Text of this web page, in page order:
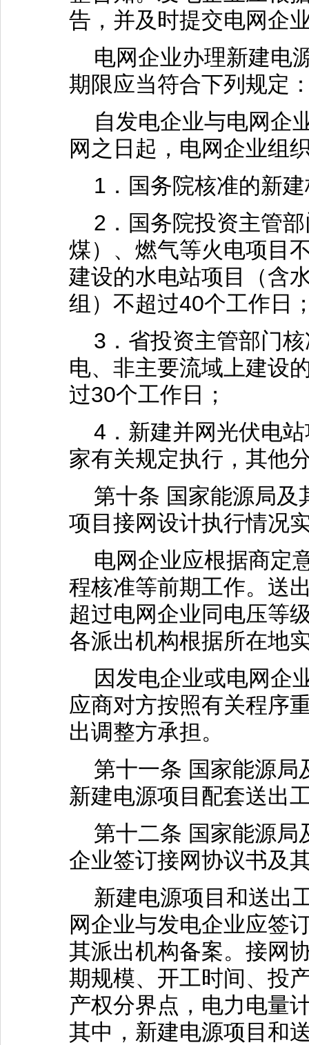
告，并及时提交电网企
电网企业办理新建电
期限应当符合下列规定
自发电企业与电网企
网之日起，电网企业组
1．国务院核准的新建
2．国务院投资主管部
煤）、燃气等火电项目
建设的水电站项目（含
组）不超过40个工作日
3．省投资主管部门核
电、非主要流域上建设
过30个工作日；
4．新建并网光伏电站
家有关规定执行，其他
第十条 国家能源局及
项目接网设计执行情况
电网企业应根据商定
程核准等前期工作。送
超过电网企业同电压等
各派出机构根据所在地
因发电企业或电网企
应商对方按照有关程序
出调整方承担。
第十一条 国家能源局
新建电源项目配套送出
第十二条 国家能源局
企业签订接网协议书及
新建电源项目和送出
网企业与发电企业应签
其派出机构备案。接网
期规模、开工时间、投
产权分界点，电力电量
其中，新建电源项目和